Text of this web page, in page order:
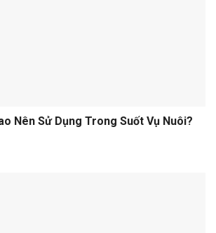
Nên Sử Dụng Trong Suốt Vụ Nuôi?